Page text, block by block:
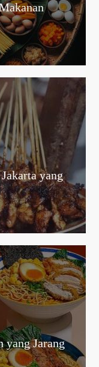
yang
yang Jarang